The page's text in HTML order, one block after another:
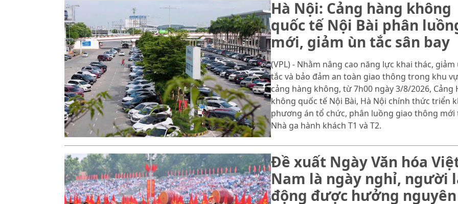
Hà Nội: Cảng hàng không
quốc tế Nội Bài phân
mới, giảm ùn tắc sân bay
(VPL) - Nhằm nâng cao năng lực khai thác, giảm
tắc và bảo đảm an toàn giao thông trong khu
cảng hàng không, từ 7h00 ngày 3/8/2026, Cảng
không quốc tế Nội Bài, Hà Nội chính thức triển
phương án tổ chức, phân luồng giao thông mới
Nhà ga hành khách T1 và T2.
Đề xuất Ngày Văn hóa
Nam là ngày nghỉ, người
động được hưởng nguyên